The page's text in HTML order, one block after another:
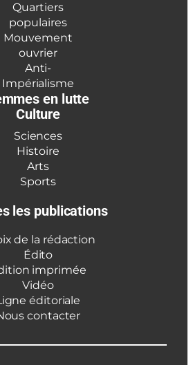
Quartiers
populaires
Mouvement
ouvrier
Anti-
Impérialisme
en lutte
Culture
Sciences
Histoire
Arts
Sports
les publications
de la rédaction
Édito
imprimée
Vidéo
éditoriale
contacter